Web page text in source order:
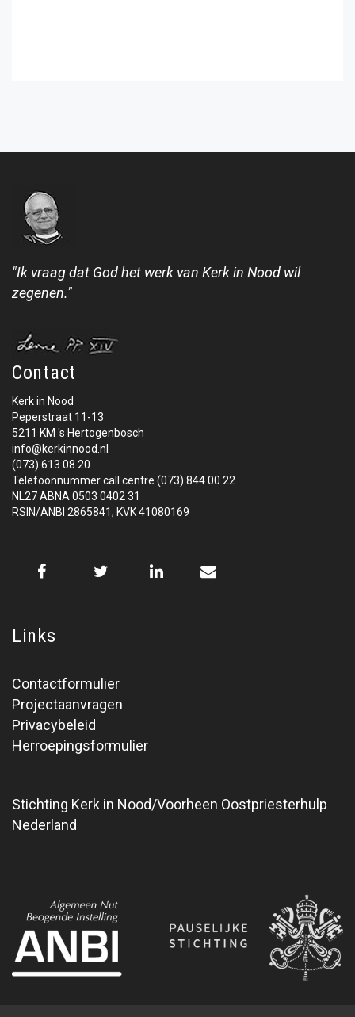
"Ik vraag dat God het werk van Kerk in Nood wil
zegenen."
Contact
Kerk in Nood
Peperstraat 11-13
5211 KM 's Hertogenbosch
info@kerkinnood.nl
(073) 613 08 20
Telefoonnummer call centre (073) 844 00 22
NL27 ABNA 0503 0402 31
RSIN/ANBI 2865841; KVK 41080169
Links
Contactformulier
Projectaanvragen
Privacybeleid
Herroepingsformulier
Stichting Kerk in Nood/Voorheen Oostpriesterhulp
Nederland